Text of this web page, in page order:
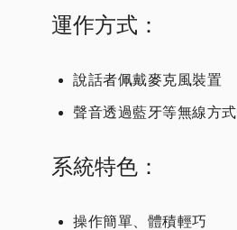
運作方式：
說話者佩戴麥克風裝置
聲音透過藍牙等無線方
系統特色：
操作簡單、體積輕巧